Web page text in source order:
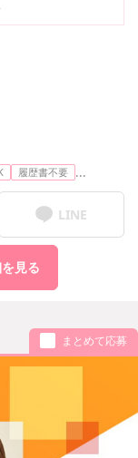
履歴書不要 ...
LINE
見る
まとめて応募